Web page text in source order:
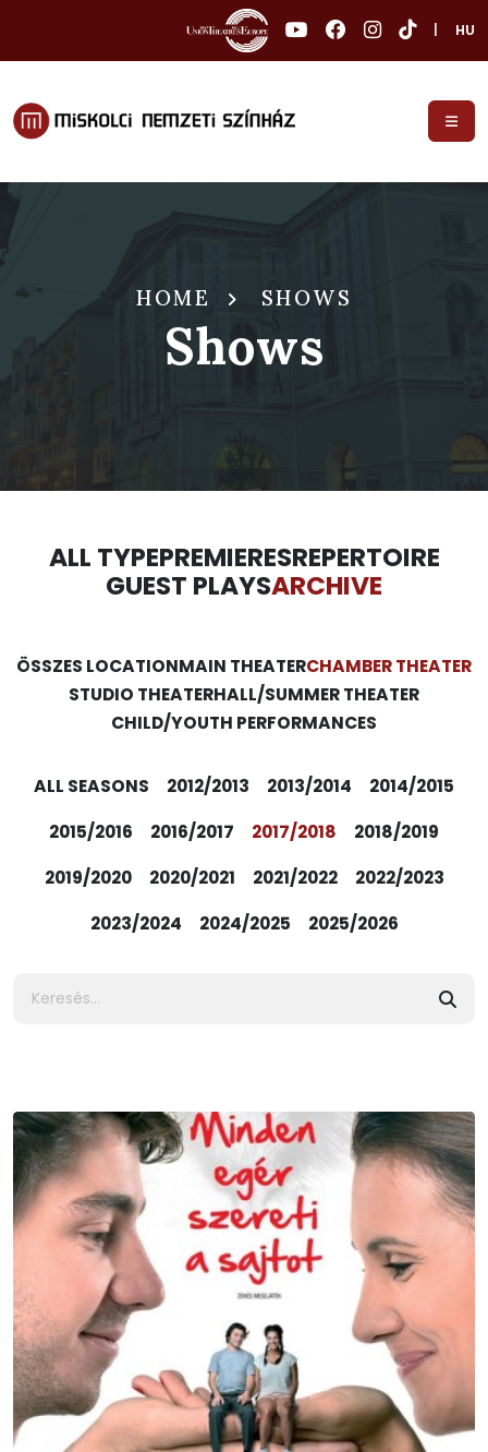
HU
HOME SHOWS
Shows
ALL TYPEPREMIERESREPERTOIRE
GUEST PLAYSARCHIVE
ÖSSZES LOCATIONMAIN THEATERCHAMBER THEATER
STUDIO THEATERHALL/SUMMER THEATER
CHILD/YOUTH PERFORMANCES
ALL SEASONS 2012/2013 2013/2014
2014/2015
2015/2016
2016/2017 2017/2018
2018/2019
2019/2020
2020/2021 2021/2022
2022/2023
2023/2024
2024/2025 2025/2026